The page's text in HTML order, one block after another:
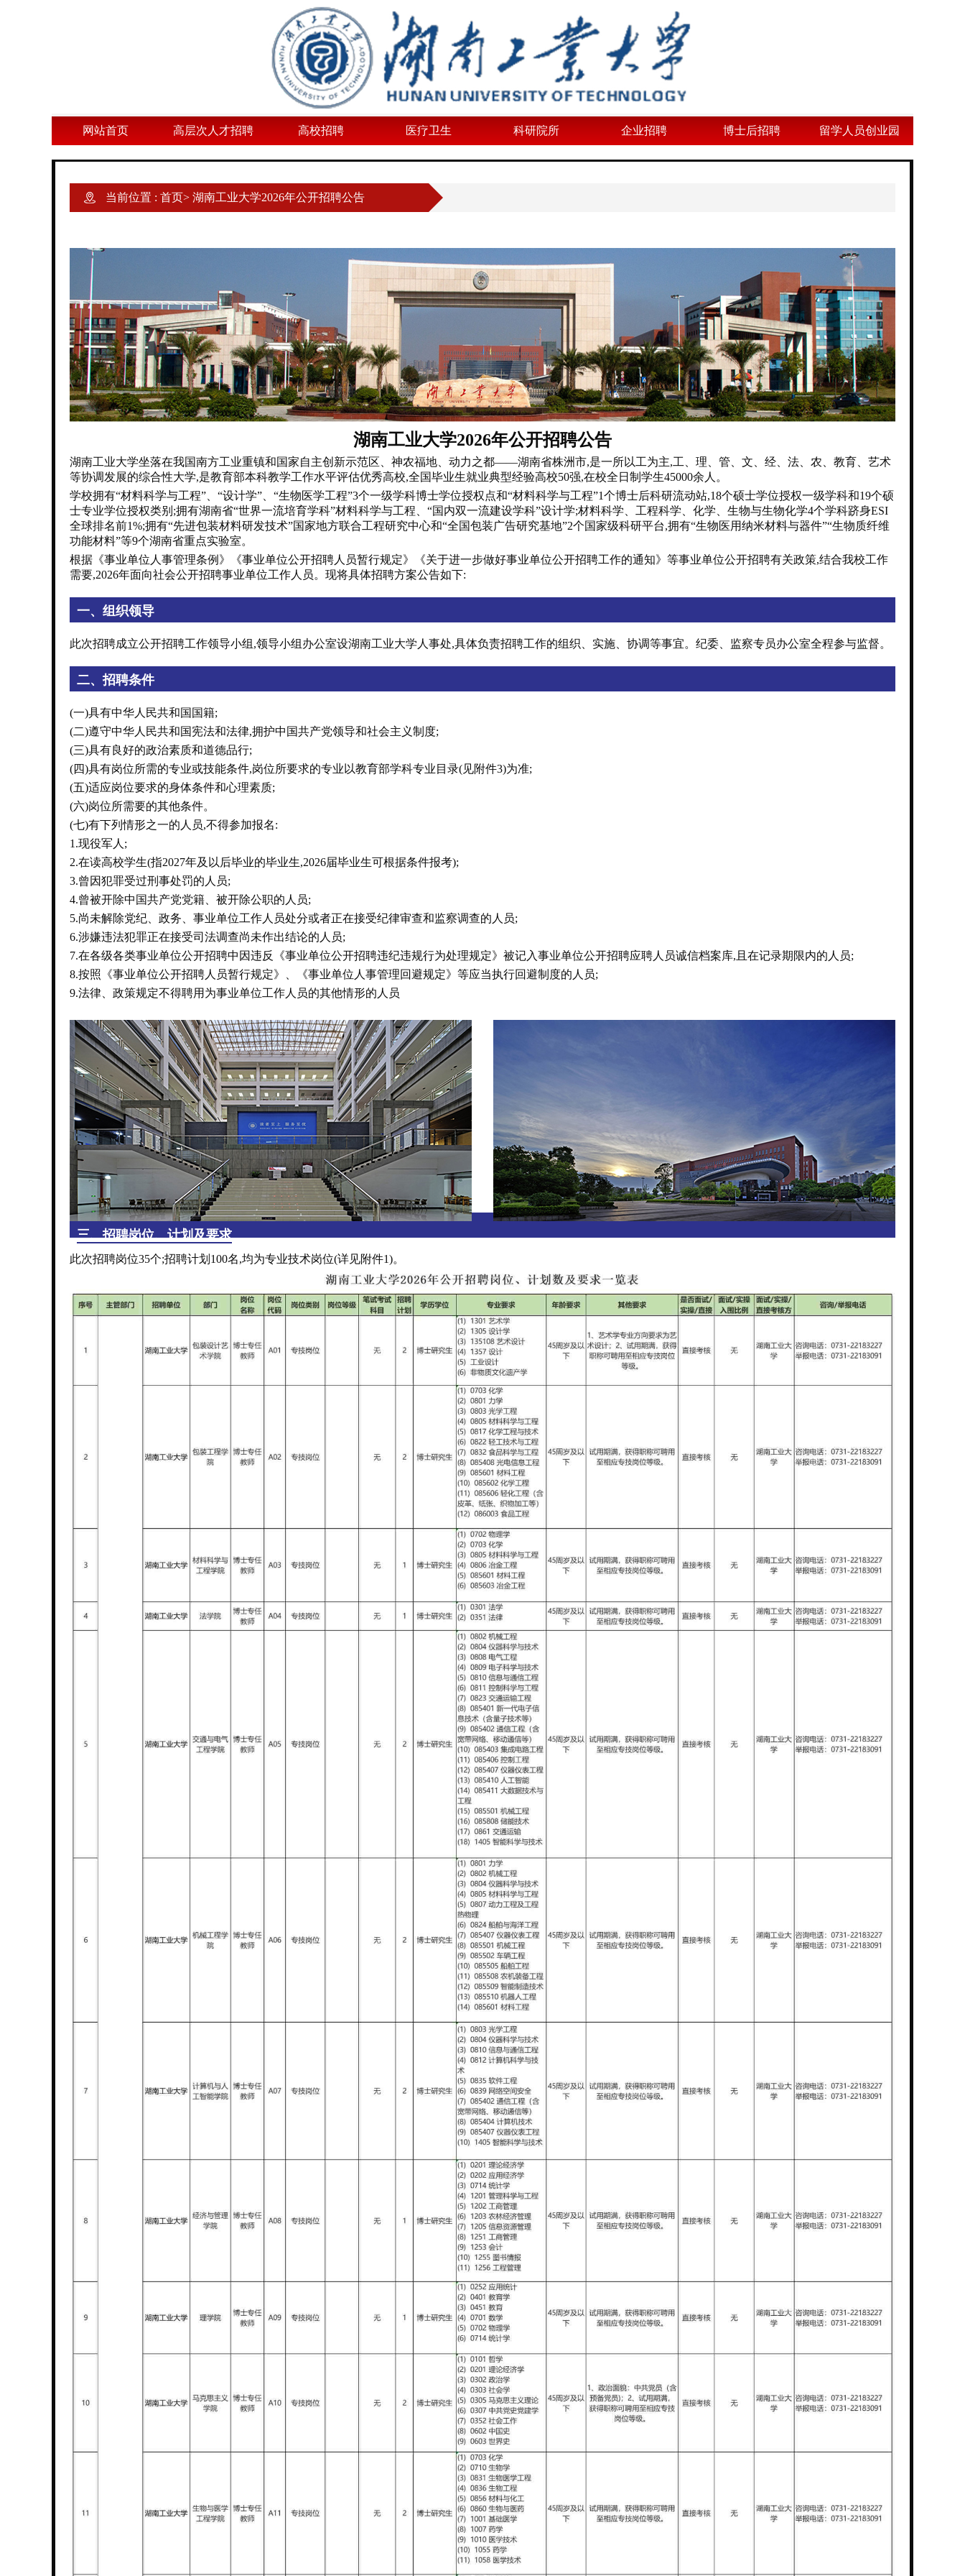
网站首页 高层次人才招聘 高校招聘 医疗卫生 科研院所 企业招聘 博士后招聘 留学人员创业园
当前位置 : 首页> 湖南工业大学2026年公开招聘公告
湖南工业大学2026年公开招聘公告
湖南工业大学坐落在我国南方工业重镇和国家自主创新示范区、神农福地、动力之都——湖南省株洲市,是一所以工为主,工、理、管、文、经、法、农、教育、艺术
等协调发展的综合性大学,是教育部本科教学工作水平评估优秀高校,全国毕业生就业典型经验高校50强,在校全日制学生45000余人。
学校拥有“材料科学与工程”、“设计学”、“生物医学工程”3个一级学科博士学位授权点和“材料科学与工程”1个博士后科研流动站,18个硕士学位授权一级学科和19个硕
士专业学位授权类别;拥有湖南省“世界一流培育学科”材料科学与工程、“国内双一流建设学科”设计学;材料科学、工程科学、化学、生物与生物化学4个学科跻身ESI
全球排名前1%;拥有“先进包装材料研发技术”国家地方联合工程研究中心和“全国包装广告研究基地”2个国家级科研平台,拥有“生物医用纳米材料与器件”“生物质纤维
功能材料”等9个湖南省重点实验室。
根据《事业单位人事管理条例》《事业单位公开招聘人员暂行规定》《关于进一步做好事业单位公开招聘工作的通知》等事业单位公开招聘有关政策,结合我校工作
需要,2026年面向社会公开招聘事业单位工作人员。现将具体招聘方案公告如下:
一、组织领导
此次招聘成立公开招聘工作领导小组,领导小组办公室设湖南工业大学人事处,具体负责招聘工作的组织、实施、协调等事宜。纪委、监察专员办公室全程参与监督。
二、招聘条件
(一)具有中华人民共和国国籍;
(二)遵守中华人民共和国宪法和法律,拥护中国共产党领导和社会主义制度;
(三)具有良好的政治素质和道德品行;
(四)具有岗位所需的专业或技能条件,岗位所要求的专业以教育部学科专业目录(见附件3)为准;
(五)适应岗位要求的身体条件和心理素质;
(六)岗位所需要的其他条件。
(七)有下列情形之一的人员,不得参加报名:
1.现役军人;
2.在读高校学生(指2027年及以后毕业的毕业生,2026届毕业生可根据条件报考);
3.曾因犯罪受过刑事处罚的人员;
4.曾被开除中国共产党党籍、被开除公职的人员;
5.尚未解除党纪、政务、事业单位工作人员处分或者正在接受纪律审查和监察调查的人员;
6.涉嫌违法犯罪正在接受司法调查尚未作出结论的人员;
7.在各级各类事业单位公开招聘中因违反《事业单位公开招聘违纪违规行为处理规定》被记入事业单位公开招聘应聘人员诚信档案库,且在记录期限内的人员;
8.按照《事业单位公开招聘人员暂行规定》、《事业单位人事管理回避规定》等应当执行回避制度的人员;
9.法律、政策规定不得聘用为事业单位工作人员的其他情形的人员
三、招聘岗位、计划及要求
此次招聘岗位35个;招聘计划100名,均为专业技术岗位(详见附件1)。